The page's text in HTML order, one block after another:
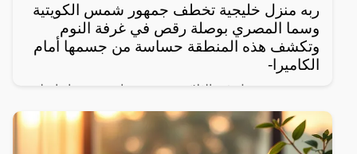
ربه منزل خليجية تخطف جمهور شمس الكويتية
وسما المصري بوصلة رقص في غرفة النوم
وتكشف هذه المنطقة حساسة من جسمها أمام
الكاميرا-
نشرت ربة منزل في الثلاثين من عمرها، عبر حسابها على
التيك توك، مقطع فيديو صادم، ظهرت فيه وهي ترتدي
ملابس عارية وترقص بطريقة جريئة جداً في غرفة النوم،
ولم تكتفي